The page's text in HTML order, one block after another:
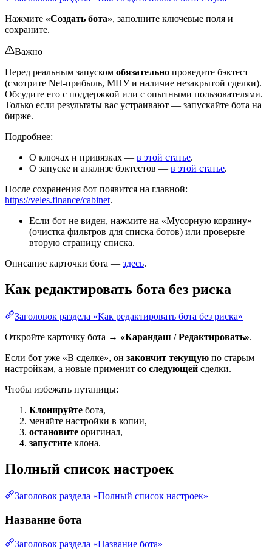
Нажмите «Создать бота», заполните ключевые поля и
сохраните.
Важно
Перед реальным запуском обязательно проведите бэктест
(смотрите Net-прибыль, МПУ и наличие незакрытой сделки).
Обсудите его с поддержкой или с опытными пользователями.
Только если результаты вас устраивают — запускайте бота на
бирже.
Подробнее:
О ключах и привязках — в этой статье.
О запуске и анализе бэктестов — в этой статье.
После сохранения бот появится на главной:
https://veles.finance/cabinet.
Если бот не виден, нажмите на «Мусорную корзину»
(очистка фильтров для списка ботов) или проверьте
вторую страницу списка.
Описание карточки бота — здесь.
Как редактировать бота без риска
Заголовок раздела «Как редактировать бота без риска»
Откройте карточку бота → «Карандаш / Редактировать».
Если бот уже «В сделке», он закончит текущую по старым
настройкам, а новые применит со следующей сделки.
Чтобы избежать путаницы:
Клонируйте бота,
меняйте настройки в копии,
остановите оригинал,
запустите клона.
Полный список настроек
Заголовок раздела «Полный список настроек»
Название бота
Заголовок раздела «Название бота»